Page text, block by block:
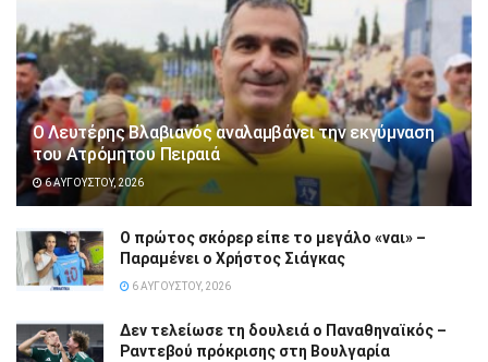
Ο Λευτέρης Βλαβιανός αναλαμβάνει την εκγύμναση
του Ατρόμητου Πειραιά
6 ΑΥΓΟΎΣΤΟΥ, 2026
Ο πρώτος σκόρερ είπε το μεγάλο «ναι» –
Παραμένει ο Χρήστος Σιάγκας
6 ΑΥΓΟΎΣΤΟΥ, 2026
Δεν τελείωσε τη δουλειά ο Παναθηναϊκός –
Ραντεβού πρόκρισης στη Βουλγαρία